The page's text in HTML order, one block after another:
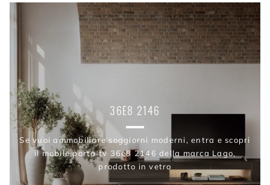
36E8 2146
Se vuoi ammobiliare soggiorni moderni, entra e scopri
il mobile porta tv 36e8 2146 della marca Lago,
prodotto in vetro